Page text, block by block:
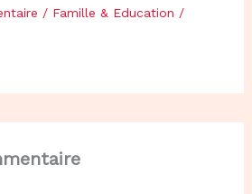
/ Famille & Education /